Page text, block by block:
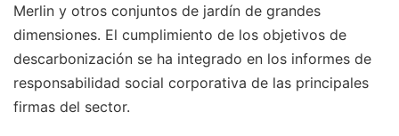
Merlin y otros conjuntos de jardín de grandes
dimensiones. El cumplimiento de los objetivos de
descarbonización se ha integrado en los informes de
responsabilidad social corporativa de las principales
firmas del sector.